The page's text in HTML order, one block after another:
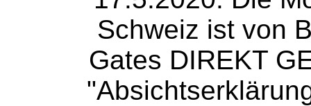
Schweiz ist von
Gates DIREKT